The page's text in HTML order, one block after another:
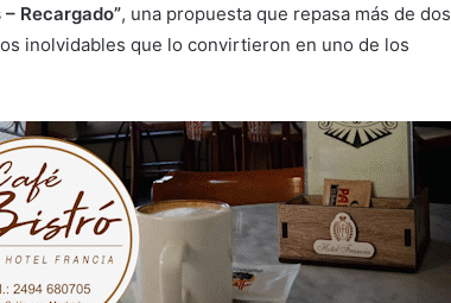
Recargado”, una propuesta que repasa más de dos
inolvidables que lo convirtieron en uno de los